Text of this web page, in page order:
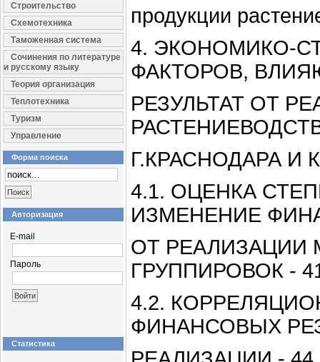
Строительство
Схемотехника
Таможенная система
Сочинения по литературе
и русскому языку
Теория организация
Теплотехника
Туризм
Управление
Форма поиска
Авторизация
E-mail
Пароль
Статистика
продукции
4. ЭКОНОМИКО-
ФАКТОРОВ,
РЕЗУЛЬТАТ ОТ
Г.КРАСНОДАРА И
4.1. ОЦЕНКА
ИЗМЕНЕНИЕ
ОТ РЕАЛИЗАЦИИ
ГРУППИРОВОК -
4.2.
ФИНАНСОВЫХ